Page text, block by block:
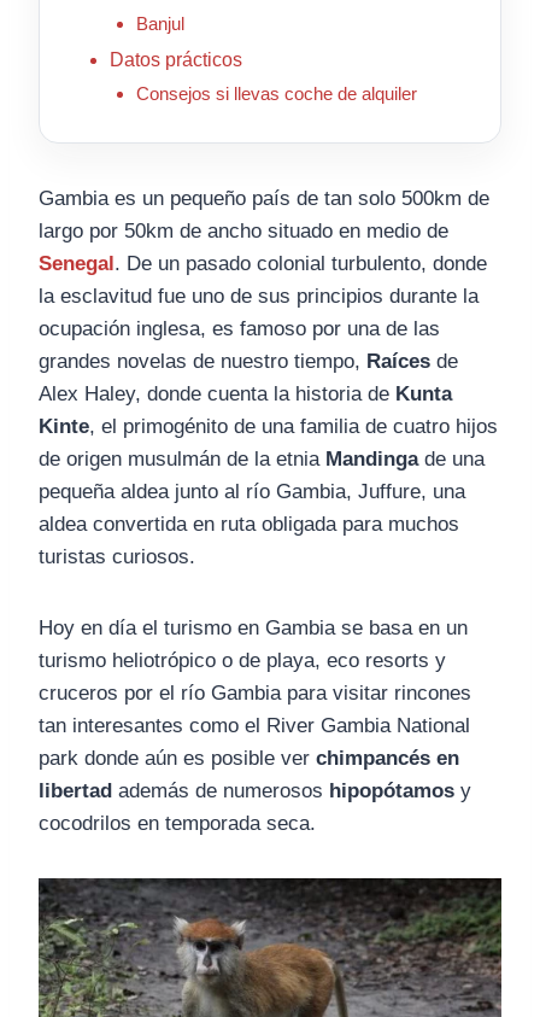
Banjul
Datos prácticos
Consejos si llevas coche de alquiler
Gambia es un pequeño país de tan solo 500km de
largo por 50km de ancho situado en medio de
Senegal. De un pasado colonial turbulento, donde
la esclavitud fue uno de sus principios durante la
ocupación inglesa, es famoso por una de las
grandes novelas de nuestro tiempo, Raíces de
Alex Haley, donde cuenta la historia de Kunta
Kinte, el primogénito de una familia de cuatro hijos
de origen musulmán de la etnia Mandingade una
pequeña aldea junto al río Gambia, Juffure, una
aldea convertida en ruta obligada para muchos
turistas curiosos.
Hoy en día el turismo en Gambia se basa en un
turismo heliotrópico o de playa, eco resorts y
cruceros por el río Gambia para visitar rincones
tan interesantes como el River Gambia National
park donde aún es posible ver chimpancés en
libertad además de numerosos hipopótamos y
cocodrilos en temporada seca.